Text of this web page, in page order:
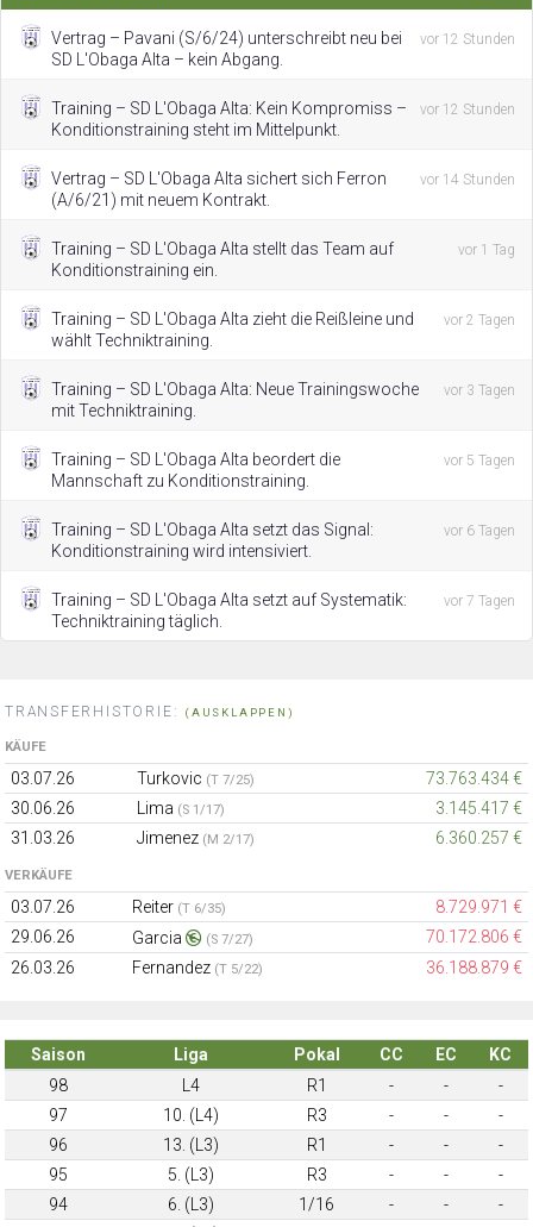
Vertrag – Pavani (S/6/24) unterschreibt neu bei
SD L'Obaga Alta – kein Abgang.
vor 12 Stunden
Training – SD L'Obaga Alta: Kein Kompromiss –
Konditionstraining steht im Mittelpunkt.
vor 12 Stunden
Vertrag – SD L'Obaga Alta sichert sich Ferron
(A/6/21) mit neuem Kontrakt.
vor 14 Stunden
Training – SD L'Obaga Alta stellt das Team auf
Konditionstraining ein.
vor 1 Tag
Training – SD L'Obaga Alta zieht die Reißleine und
wählt Techniktraining.
vor 2 Tagen
Training – SD L'Obaga Alta: Neue Trainingswoche
mit Techniktraining.
vor 3 Tagen
Training – SD L'Obaga Alta beordert die
Mannschaft zu Konditionstraining.
vor 5 Tagen
Training – SD L'Obaga Alta setzt das Signal:
Konditionstraining wird intensiviert.
vor 6 Tagen
Training – SD L'Obaga Alta setzt auf Systematik:
Techniktraining täglich.
vor 7 Tagen
TRANSFERHISTORIE: (AUSKLAPPEN)
KÄUFE
03.07.26 Turkovic (T 7/25)
73.763.434 €
30.06.26
Lima (S 1/17)
3.145.417 €
31.03.26
Jimenez (M 2/17) 6.360.257 €
VERKÄUFE
03.07.26 Reiter (T 6/35)
8.729.971 €
29.06.26
Garcia (S 7/27)
70.172.806 €
26.03.26
Fernandez (T 5/22) 36.188.879 €
Saison Liga Pokal CC EC
KC
98
L4 R1 - -
-
97
10. (L4) R3 - -
-
96
13. (L3) R1 - -
-
95
5. (L3) R3 - -
-
94
6. (L3) 1/16 - -
-